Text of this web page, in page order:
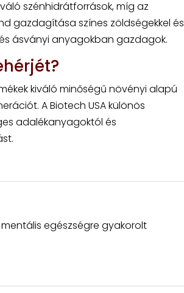
szénhidrátforrások, míg az
gazdagítása színes zöldségekkel és
ásványi anyagokban gazdagok.
kiváló minőségű növényi alapú
A Biotech USA különös
adalékanyagoktól és
egészségre gyakorolt